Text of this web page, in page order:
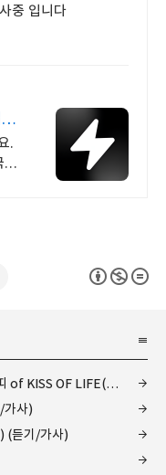
중 입니다
.
박재범(Jay Park) - Taxi Blurr (Feat. 나띠 of KISS OF LIFE(키스오브라이프)) (택시 불러) (뮤비/가사)
사)
(듣기/가사)